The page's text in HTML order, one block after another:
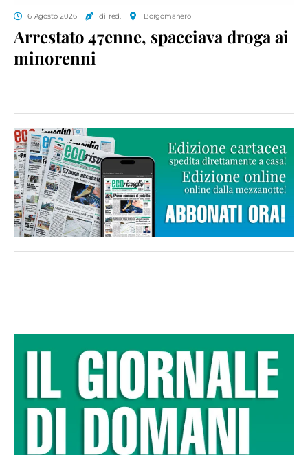
6 Agosto 2026 di red. Borgomanero
Arrestato 47enne, spacciava droga ai
minorenni